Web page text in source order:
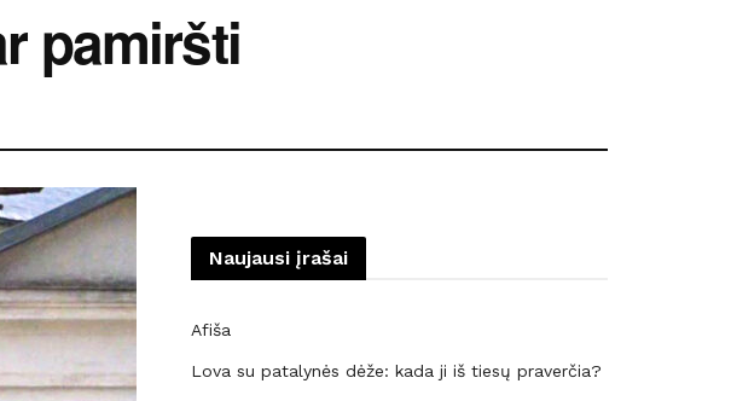
pamiršti
Naujausi įrašai
Afiša
Lova su patalynės dėže: kada ji iš tiesų praverčia?